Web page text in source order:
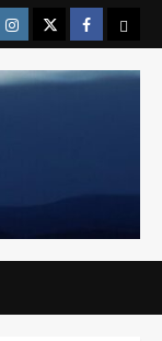
Instragram
TwitterFacebook